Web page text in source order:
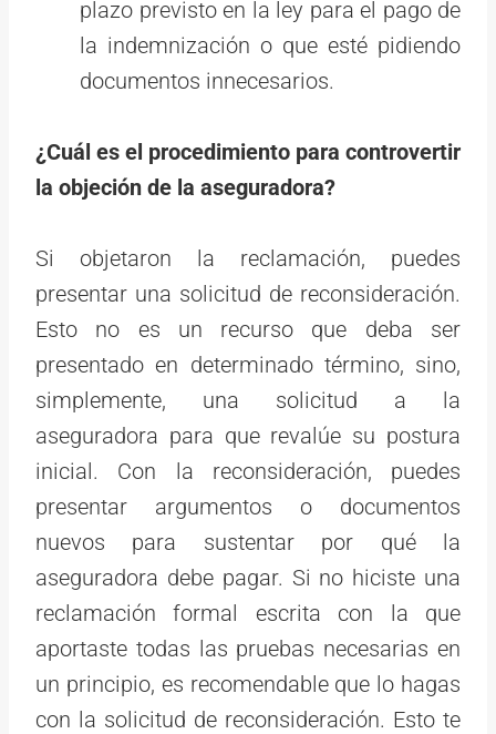
plazo previsto en la ley para el pago de
la indemnización o que esté pidiendo
documentos innecesarios.
¿Cuál es el procedimiento para controvertir
la objeción de la aseguradora?
Si objetaron la reclamación, puedes
presentar una solicitud de reconsideración.
Esto no es un recurso que deba ser
presentado en determinado término, sino,
simplemente, una solicitud a la
aseguradora para que revalúe su postura
inicial. Con la reconsideración, puedes
presentar argumentos o documentos
nuevos para sustentar por qué la
aseguradora debe pagar. Si no hiciste una
reclamación formal escrita con la que
aportaste todas las pruebas necesarias en
un principio, es recomendable que lo hagas
con la solicitud de reconsideración. Esto te